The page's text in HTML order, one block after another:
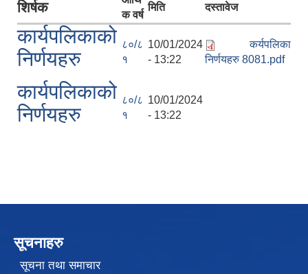
शिर्षक
क वर्ष
मिति दस्तावेज
कार्यपलिकाको
निर्णयहरु
८०/८
१
10/01/2024
- 13:22
कर्यपलिका
निर्णयहरु 8081.pdf
कार्यपलिकाको
निर्णयहरु
८०/८
१
10/01/2024
- 13:22
सूचनाहरु
सूचना तथा समाचार